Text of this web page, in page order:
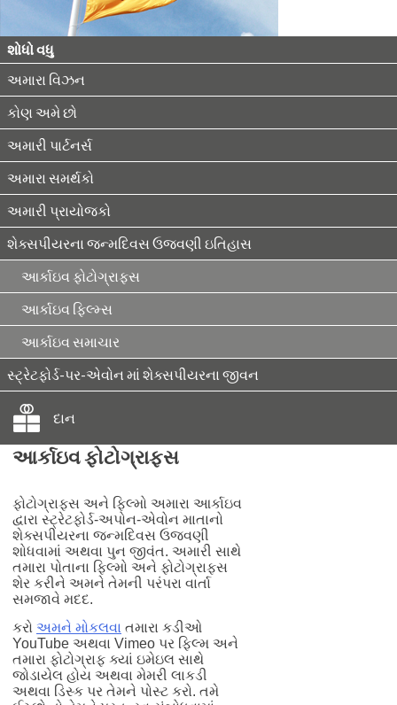
શોધો વધુ
અમારા વિઝન
કોણ અમે છો
અમારી પાર્ટનર્સ
અમારા સમર્થકો
અમારી પ્રાયોજકો
શેક્સપીયરના જન્મદિવસ ઉજવણી ઇતિહાસ
આર્કાઇવ ફોટોગ્રાફ્સ
આર્કાઇવ ફિલ્મ્સ
આર્કાઇવ સમાચાર
સ્ટ્રેટફોર્ડ-પર-એવોન માં શેક્સપીયરના જીવન
દાન
આર્કાઇવ ફોટોગ્રાફ્સ
ફોટોગ્રાફ્સ અને ફિલ્મો અમારા આર્કાઇવ
દ્વારા સ્ટ્રેટફોર્ડ-અપોન-એવોન માતાનો
શેક્સપીયરના જન્મદિવસ ઉજવણી
શોધવામાં અથવા પુન જીવંત. અમારી સાથે
તમારા પોતાના ફિલ્મો અને ફોટોગ્રાફ્સ
શેર કરીને અમને તેમની પરંપરા વાર્તા
સમજાવે મદદ.
કરો અમને મોકલવા તમારા કડીઓ
YouTube અથવા Vimeo પર ફિલ્મ અને
તમારા ફોટોગ્રાફ ક્યાં ઇમેઇલ સાથે
જોડાયેલ હોય અથવા મેમરી લાકડી
અથવા ડિસ્ક પર તેમને પોસ્ટ કરો. તમે